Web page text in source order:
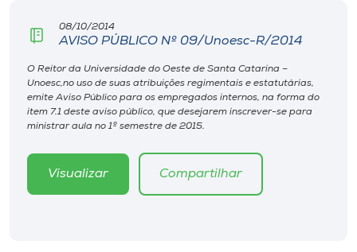
Editora
Rádio
08/10/2014
AVISO PÚBLICO Nº 09/Unoesc-R/2014
O Reitor da Universidade do Oeste de Santa Catarina –
Unoesc,no uso de suas atribuições regimentais e estatutárias,
emite Aviso Público para os empregados internos, na forma do
item 7.1 deste aviso público, que desejarem inscrever-se para
ministrar aula no 1º semestre de 2015.
Visualizar Compartilhar